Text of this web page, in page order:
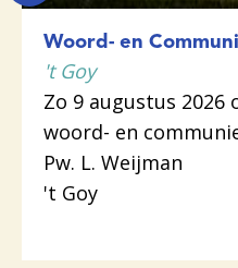
Woord- en
't Goy
Zo 9 augustus 2026
woord- en
Pw. L. Weijman
't Goy